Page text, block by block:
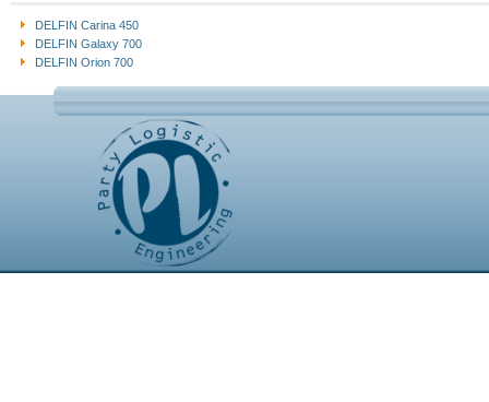
DELFIN Carina 450
DELFIN Galaxy 700
DELFIN Orion 700